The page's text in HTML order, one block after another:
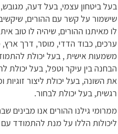
בעל ביטחון עצמי, בעל דעה, מגובש,
שישמור על קשר עם ההורים,
לו מאיתנו ההורים, שיהיה לו טוב
ערכים, כבוד הדדי, מוסר, דרך
משמעות אישית , בעל יכולת
הבחנה בין עיקר וטפל, בעל יכולת
את השונה, בעל יכולת ליצור
רגשית, בעל יכולת לבחור.
ממרומי גילנו ההורים אנו מבינים
ליכולות הללו על מנת להתמודד